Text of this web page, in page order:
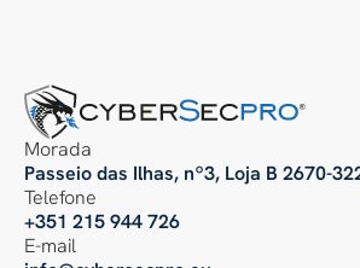
Morada
Passeio das Ilhas, nº3, Loja B 2670-
Telefone
+351 215 944 726
E-mail